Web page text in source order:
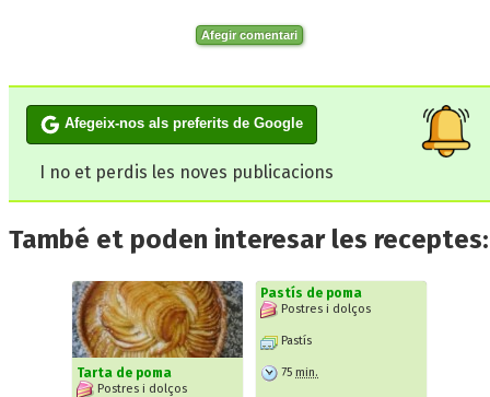
Afegir comentari
Afegeix-nos als preferits de Google
I no et perdis les noves publicacions
També et poden interesar les receptes:
Tarta de poma
Postres i dolços
Pastís de poma
Postres i dolços
Pastís
75 min.